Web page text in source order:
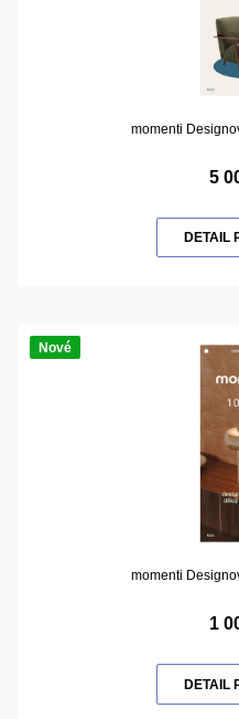
momenti
5
DETAIL
Nové
momenti
1
DETAIL